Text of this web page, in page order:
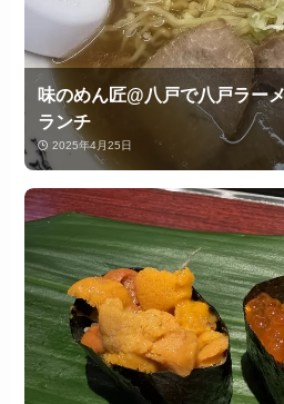
味のめん匠@八戸で八戸ラー
ランチ
2025年4月25日